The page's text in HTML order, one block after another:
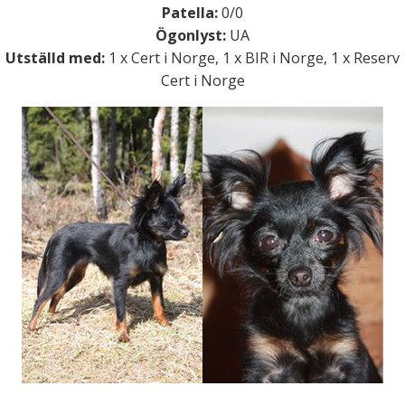
Patella:0/0
Ögonlyst: UA
Utställd med: 1 x Cert i Norge, 1 x BIR i Norge, 1 x Reserv
Cert i Norge